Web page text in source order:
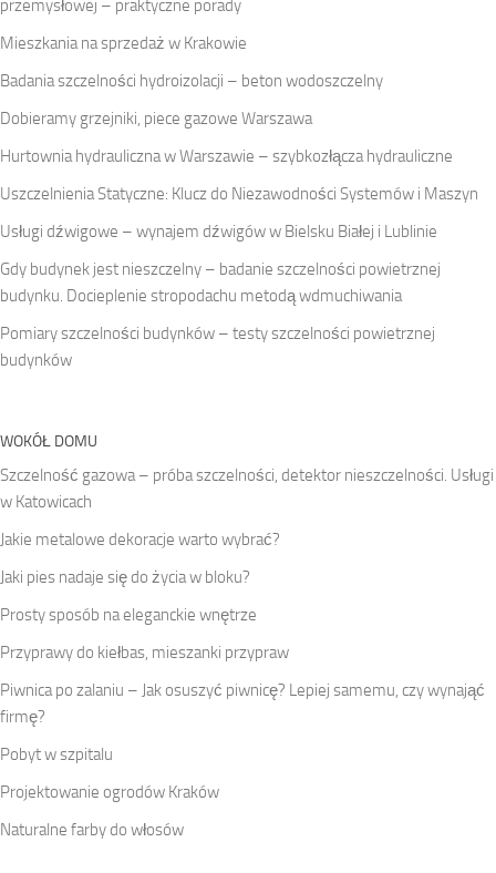
przemysłowej – praktyczne porady
Mieszkania na sprzedaż w Krakowie
Badania szczelności hydroizolacji – beton wodoszczelny
Dobieramy grzejniki, piece gazowe Warszawa
Hurtownia hydrauliczna w Warszawie – szybkozłącza hydrauliczne
Uszczelnienia Statyczne: Klucz do Niezawodności Systemów i Maszyn
Usługi dźwigowe – wynajem dźwigów w Bielsku Białej i Lublinie
Gdy budynek jest nieszczelny – badanie szczelności powietrznej
budynku. Docieplenie stropodachu metodą wdmuchiwania
Pomiary szczelności budynków – testy szczelności powietrznej
budynków
WOKÓŁ DOMU
Szczelność gazowa – próba szczelności, detektor nieszczelności. Usługi
w Katowicach
Jakie metalowe dekoracje warto wybrać?
Jaki pies nadaje się do życia w bloku?
Prosty sposób na eleganckie wnętrze
Przyprawy do kiełbas, mieszanki przypraw
Piwnica po zalaniu – Jak osuszyć piwnicę? Lepiej samemu, czy wynająć
firmę?
Pobyt w szpitalu
Projektowanie ogrodów Kraków
Naturalne farby do włosów